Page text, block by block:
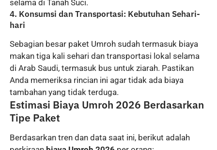
selama di Tanah Suci.
4. Konsumsi dan Transportasi: Kebutuhan Sehari-
hari
Sebagian besar paket Umroh sudah termasuk biaya
makan tiga kali sehari dan transportasi lokal selama
di Arab Saudi, termasuk bus untuk ziarah. Pastikan
Anda memeriksa rincian ini agar tidak ada biaya
tambahan yang tidak terduga.
Estimasi Biaya Umroh 2026 Berdasarkan
Tipe Paket
Berdasarkan tren dan data saat ini, berikut adalah